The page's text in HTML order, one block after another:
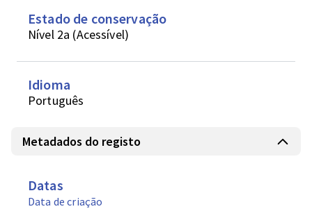
Estado de conservação
Nível 2a (Acessível)
Idioma
Português
Metadados do registo
Datas
Data de criação